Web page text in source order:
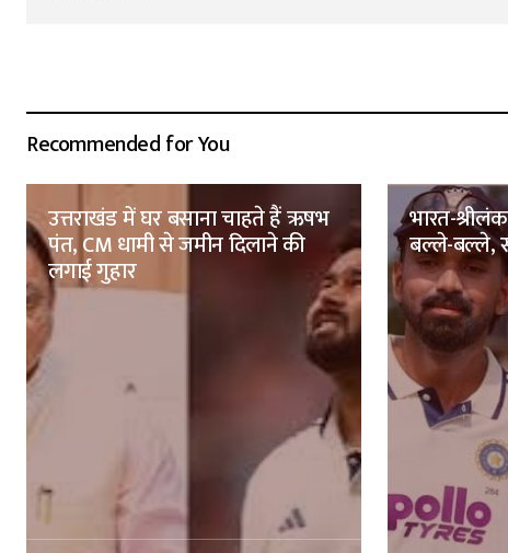
Recommended for You
उत्तराखंड में घर बसाना चाहते हैं ऋषभ
पंत, CM धामी से जमीन दिलाने की
लगाई गुहार
भारत-
बल्ले-बल्ले,